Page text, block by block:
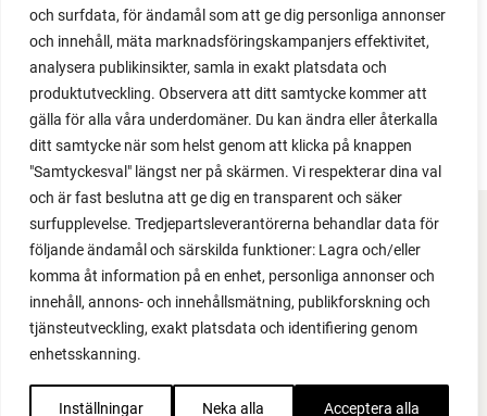
och surfdata, för ändamål som att ge dig personliga annonser
och innehåll, mäta marknadsföringskampanjers effektivitet,
analysera publikinsikter, samla in exakt platsdata och
produktutveckling. Observera att ditt samtycke kommer att
gälla för alla våra underdomäner. Du kan ändra eller återkalla
ditt samtycke när som helst genom att klicka på knappen
"Samtyckesval" längst ner på skärmen. Vi respekterar dina val
och är fast beslutna att ge dig en transparent och säker
surfupplevelse. Tredjepartsleverantörerna behandlar data för
följande ändamål och särskilda funktioner: Lagra och/eller
komma åt information på en enhet, personliga annonser och
innehåll, annons- och innehållsmätning, publikforskning och
tjänsteutveckling, exakt platsdata och identifiering genom
enhetsskanning.
Inställningar Neka alla Acceptera alla
VÄLJ ALTERNATIV
Den
här
produkten
har
flera
varianter.
De
olika
alternativen
kan
väljas
produktsidan
FACEBOOK
YOUTUBE